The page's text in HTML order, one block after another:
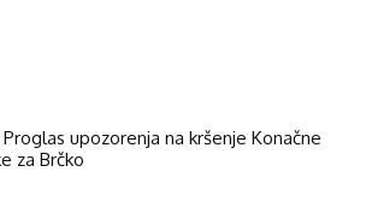
upozorenja na kršenje Konačne
za Brčko